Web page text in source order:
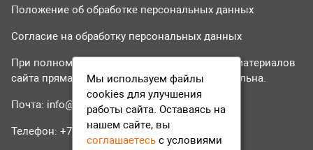
Положение об обработке персональных данных
Согласие на обработку персональных данных
При полном или частичном использовании материалов
сайта прямая гиперссылка на tvr24.tv обязательна.
Почта: info@tvr24.tv
Телефон: +7 (496) 551-04-95
Мы используем файлы
cookies для улучшения
работы сайта. Оставаясь на
нашем сайте, вы
соглашаетесь с условиями